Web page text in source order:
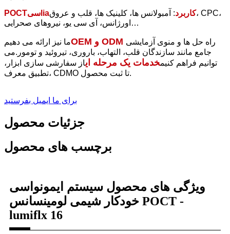
POCTسی lia کاربرد: آمبولانس ها، کلینیک ها، قلب و عروق، CPC،
اورژانس، آی سی یو، نیروهای صحرایی …
ما نیز ارائه می دهیم OEM و ODM راه حل ها و منوی آزمایشی
جامع مانند سازندگان قلب، التهاب، باروری، تیروئید و تومور.می
توانیم فراهم کنیمخدمات یک مرحله ایاز سفارشی سازی ابزار،
تطبیق معرف، CDMO تا ثبت محصول.
برای ما ایمیل بفرستید
جزئیات محصول
برچسب های محصول
ویژگی های محصول سیستم ایمونواسی
خودکار شیمی لومینسانس POCT -
lumiflx 16